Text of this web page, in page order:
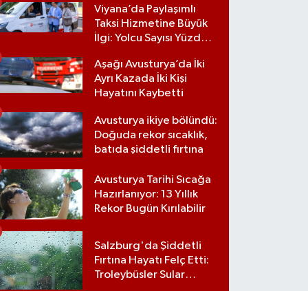
Viyana’da Paylaşımlı
Taksi Hizmetine Büyük
İlgi: Yolcu Sayısı Yüzde
Aşağı Avusturya’da İki
Ayrı Kazada İki Kişi
Hayatını Kaybetti
Avusturya ikiye bölündü:
Doğuda rekor sıcaklık,
batıda şiddetli fırtına
Avusturya Tarihi Sıcağa
Hazırlanıyor: 13 Yıllık
Rekor Bugün Kırılabilir
Salzburg'da Şiddetli
Fırtına Hayatı Felç Etti:
Troleybüsler Sular